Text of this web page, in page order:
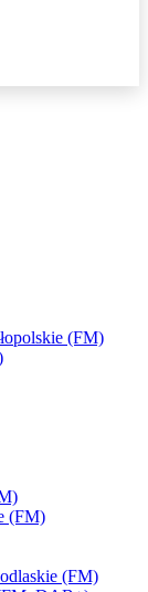
(FM)
(FM)
(FM)